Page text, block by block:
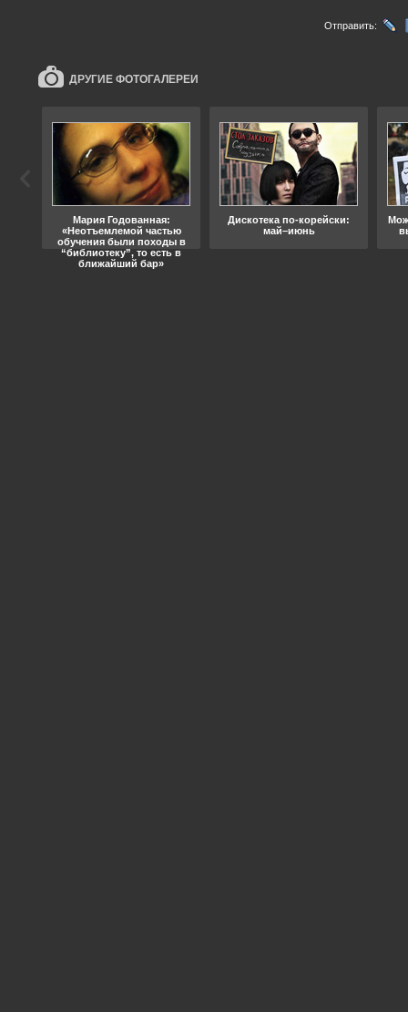
Отправить:
ДРУГИЕ ФОТОГАЛЕРЕИ
Мария Годованная:
«Неотъемлемой частью
обучения были походы в
“библиотеку”, то есть в
ближайший бар»
Дискотека по-корейски:
май–июнь